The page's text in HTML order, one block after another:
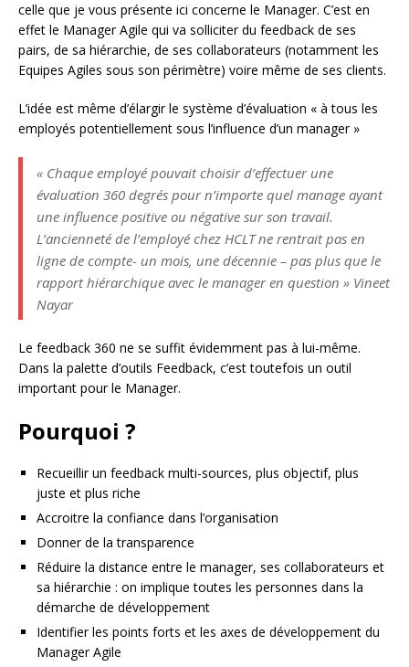
celle que je vous présente ici concerne le Manager. C’est en
effet le Manager Agile qui va solliciter du feedback de ses
pairs, de sa hiérarchie, de ses collaborateurs (notamment les
Equipes Agiles sous son périmètre) voire même de ses clients.
L’idée est même d’élargir le système d’évaluation « à tous les
employés potentiellement sous l’influence d’un manager »
« Chaque employé pouvait choisir d’effectuer une
évaluation 360 degrés pour n’importe quel manage ayant
une influence positive ou négative sur son travail.
L’ancienneté de l’employé chez HCLT ne rentrait pas en
ligne de compte- un mois, une décennie – pas plus que le
rapport hiérarchique avec le manager en question » Vineet
Nayar
Le feedback 360 ne se suffit évidemment pas à lui-même.
Dans la palette d’outils Feedback, c’est toutefois un outil
important pour le Manager.
Pourquoi ?
Recueillir un feedback multi-sources, plus objectif, plus
juste et plus riche
Accroitre la confiance dans l’organisation
Donner de la transparence
Réduire la distance entre le manager, ses collaborateurs et
sa hiérarchie : on implique toutes les personnes dans la
démarche de développement
Identifier les points forts et les axes de développement du
Manager Agile